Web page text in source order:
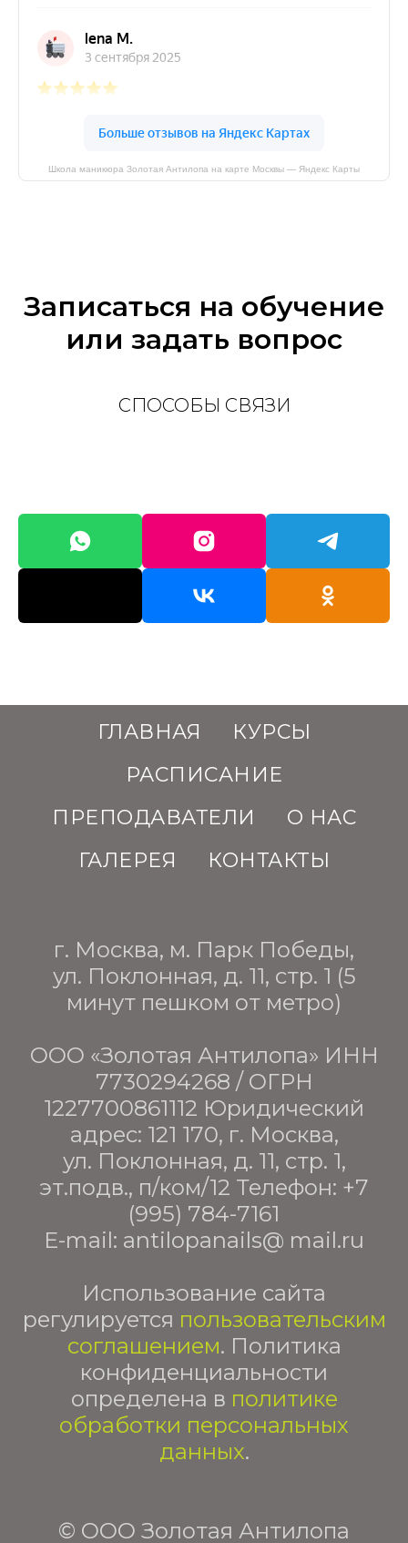
Школа маникюра Золотая Антилопа на карте Москвы — Яндекс Карты
Записаться на обучение
или задать вопрос
СПОСОБЫ СВЯЗИ
ГЛАВНАЯ
КУРСЫ
РАСПИСАНИЕ
ПРЕПОДАВАТЕЛИ
О НАС
ГАЛЕРЕЯ
КОНТАКТЫ
г. Москва, м. Парк Победы,
ул. Поклонная, д. 11, стр. 1 (5
минут пешком от метро)
ООО «Золотая Антилопа» ИНН
7730294268 / ОГРН
1227700861112 Юридический
адрес: 121 170, г. Москва,
ул. Поклонная, д. 11, стр. 1,
эт.подв., п/ком/12 Телефон: +7
(995) 784-7161
E-mail: antilopanails@ mail.ru
Использование сайта
регулируется пользовательским
соглашением. Политика
конфиденциальности
определена в политике
обработки персональных
данных.
© ООО Золотая Антилопа